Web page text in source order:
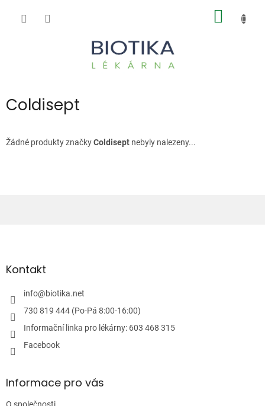
Coldisept
Žádné produkty značkyColdisept nebyly nalezeny...
aKontakt
info@biotika.net
730 819 444 (Po-Pá 8:00-16:00)
Informační linka pro lékárny: 603 468 315
Facebook
Informace pro vás